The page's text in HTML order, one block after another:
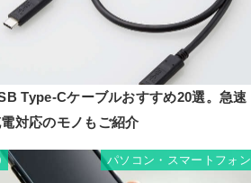
Type-Cケーブルおすすめ20選。急速
対応のモノもご紹介
パソコン・スマートフォン